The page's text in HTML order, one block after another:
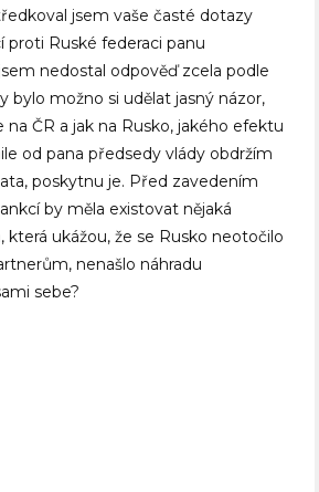
jsem vaše časté dotazy
proti Ruské federaci panu
nedostal odpověď zcela podle
bylo možno si udělat jasný názor,
na ČR a jak na Rusko, jakého efektu
od pana předsedy vlády obdržím
poskytnu je. Před zavedením
by měla existovat nějaká
která ukážou, že se Rusko neotočilo
nenašlo náhradu
sebe?